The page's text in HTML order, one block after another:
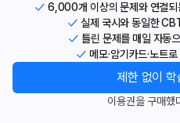
6,000개 이상의 문제와 연결되
실제 국시와 동일한
틀린 문제를 매일 자동
메모·암기카드·노트
제한 없이 학
이용권을 구매했